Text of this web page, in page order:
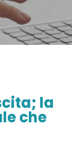
la
che